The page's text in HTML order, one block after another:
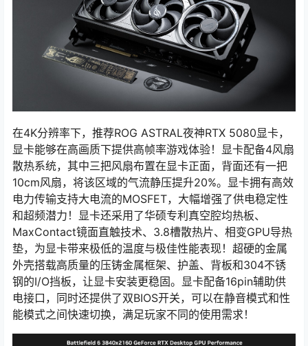
在4K分辨率下，推荐ROG ASTRAL夜神RTX 5080显卡，
显卡能够在高画质下提供高帧率游戏体验！显卡配备4风扇
散热系统，其中三把风扇布置在显卡正面，背面还有一把
10cm风扇，将该区域的气流静压提升20%。显卡拥有高效
电力传输支持大电流的MOSFET，大幅增强了供电稳定性
和超频潜力！显卡还采用了华硕专利真空腔均热板、
MaxContact镜面直触技术、3.8槽散热片、相变GPU导热
垫，为显卡带来极低的温度与极佳性能表现！超硬的金属
外壳搭载高质量的压铸金属框架、护盖、背板和304不锈
钢的I/O挡板，让显卡安装更稳固。显卡配备16pin辅助供
电接口，同时还提供了双BIOS开关，可以在静音模式和性
能模式之间快速切换，满足玩家不同的使用需求！